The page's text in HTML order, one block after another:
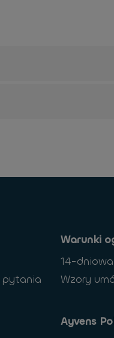
pytania
Warunki
14-
Wzory
Ayvens